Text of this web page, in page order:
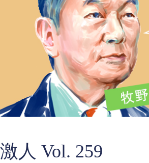
人 Vol. 259